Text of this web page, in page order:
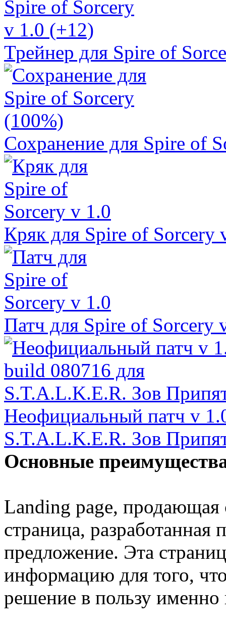
Трейнер для Spire of
Сохранение для Spire of
Кряк для Spire of Sorcery
Патч для Spire of Sorcery
Неофициальный патч v
S.T.A.L.K.E.R. Зов
Основные
Landing page, продающая
страница, разработанная
предложение. Эта
информацию для того,
решение в пользу именно